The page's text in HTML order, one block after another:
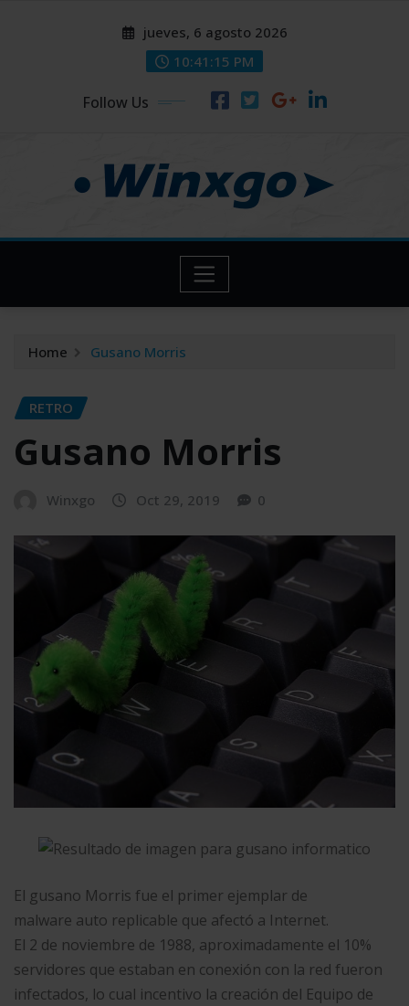
jueves, 6 agosto 2026
10:41:16 PM
Follow Us
Home Gusano Morris
RETRO
Gusano Morris
Winxgo Oct 29, 2019 0
El gusano Morris fue el primer ejemplar de
malware auto replicable que afectó a Internet.
El 2 de noviembre de 1988, aproximadamente el 10%
servidores que estaban en conexión con la red fueron
infectados, lo cual incentivo la creación del Equipo de